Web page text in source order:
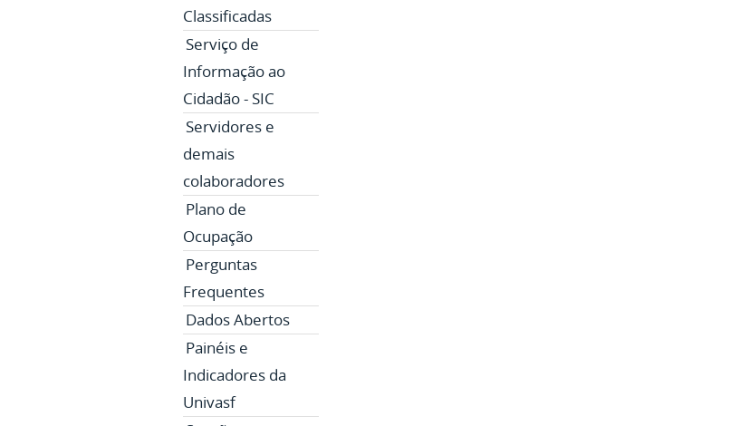
Classificadas
Serviço de
Informação ao
Cidadão - SIC
Servidores e
demais
colaboradores
Plano de
Ocupação
Perguntas
Frequentes
Dados Abertos
Painéis e
Indicadores da
Univasf